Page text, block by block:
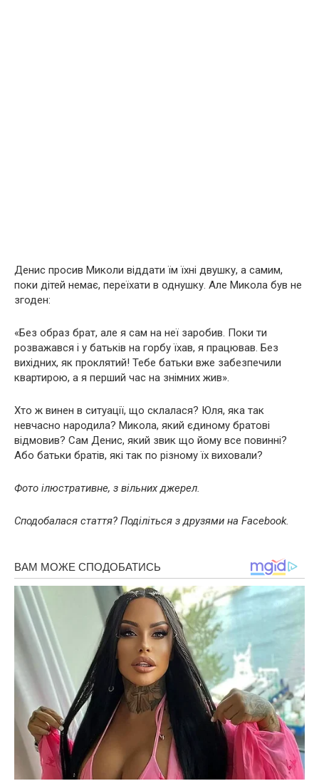
Денис просив Миколи віддати їм їхні двушку, а самим,
поки дітей немає, переїхати в однушку. Але Микола був не
згоден:
«Без образ брат, але я сам на неї заробив. Поки ти
розважався і у батьків на горбу їхав, я працював. Без
вихідних, як проклятий! Тебе батьки вже забезпечили
квартирою, а я перший час на знімних жив».
Хто ж винен в ситуації, що склалася? Юля, яка так
невчасно народила? Микола, який єдиному братові
відмовив? Сам Денис, який звик що йому все повинні?
Або батьки братів, які так по різному їх виховали?
Фото ілюстративне, з вільних джерел.
Сподобалася стаття? Поділіться з друзями на Facebook.